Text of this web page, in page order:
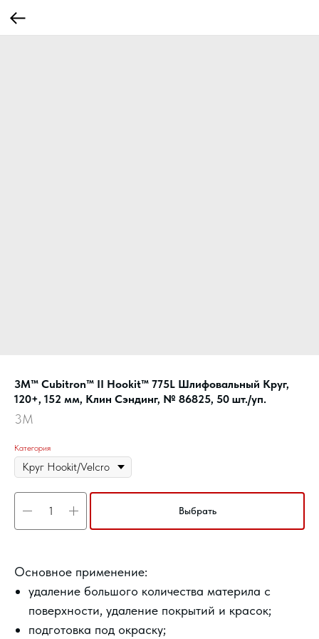
3M™ Cubitron™ II Hookit™ 775L Шлифовальный Круг,
120+, 152 мм, Клин Сэндинг, № 86825, 50 шт./уп.
3M
Категория
Выбрать
Основное применение:
удаление большого количества материла с
поверхности, удаление покрытий и красок;
подготовка под окраску;